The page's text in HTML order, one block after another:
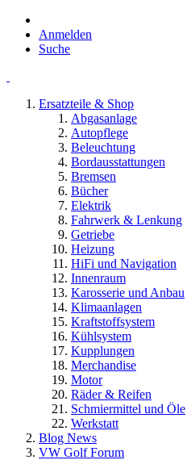
Anmelden
Suche
Ersatzteile & Shop
Abgasanlage
Autopflege
Beleuchtung
Bordausstattungen
Bremsen
Bücher
Elektrik
Fahrwerk & Lenkung
Getriebe
Heizung
HiFi und Navigation
Innenraum
Karosserie und Anbau
Klimaanlagen
Kraftstoffsystem
Kühlsystem
Kupplungen
Merchandise
Motor
Räder & Reifen
Schmiermittel und Öle
Werkstatt
Blog News
VW Golf Forum